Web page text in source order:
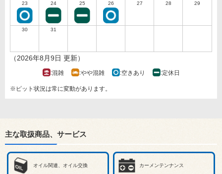
23 24 25 26 27 28 29
30 31
（2026年8月9日 更新）
:混雑 :やや混雑 :空きあり :定休日
※ピット状況は常に変動があります。
主な取扱商品、サービス
オイル関連、オイル交換 カーメンテンナンス